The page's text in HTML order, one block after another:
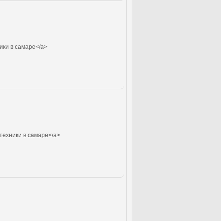
в самаре</a>
в самаре</a>